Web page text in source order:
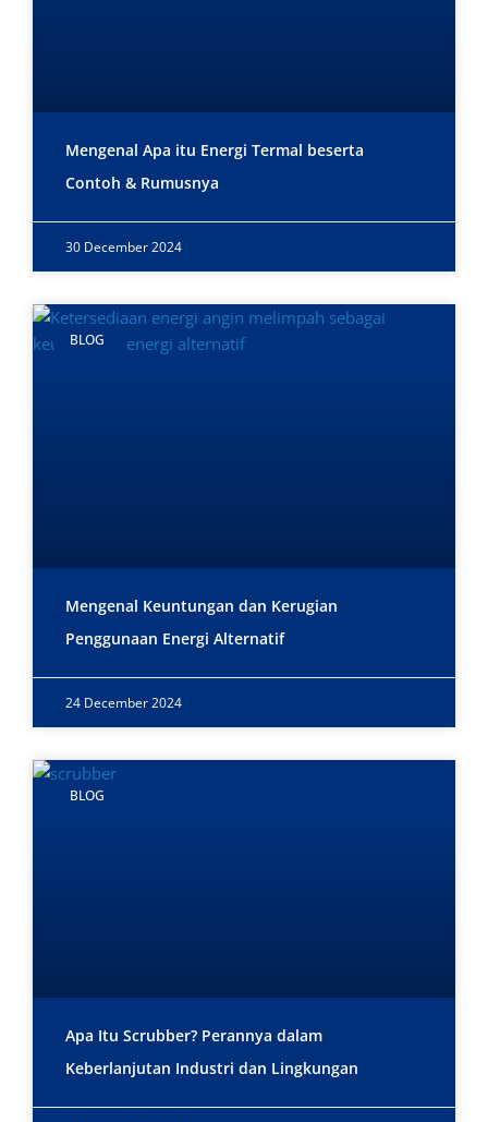
Mengenal Apa itu Energi Termal beserta
Contoh & Rumusnya
30 December 2024
BLOG
Mengenal Keuntungan dan Kerugian
Penggunaan Energi Alternatif
24 December 2024
BLOG
Apa Itu Scrubber? Perannya dalam
Keberlanjutan Industri dan Lingkungan